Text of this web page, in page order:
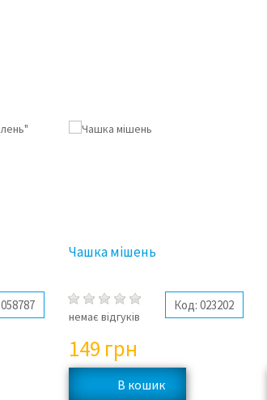
058787
Чашка мішень
немає відгуків
Код: 023202
149 грн